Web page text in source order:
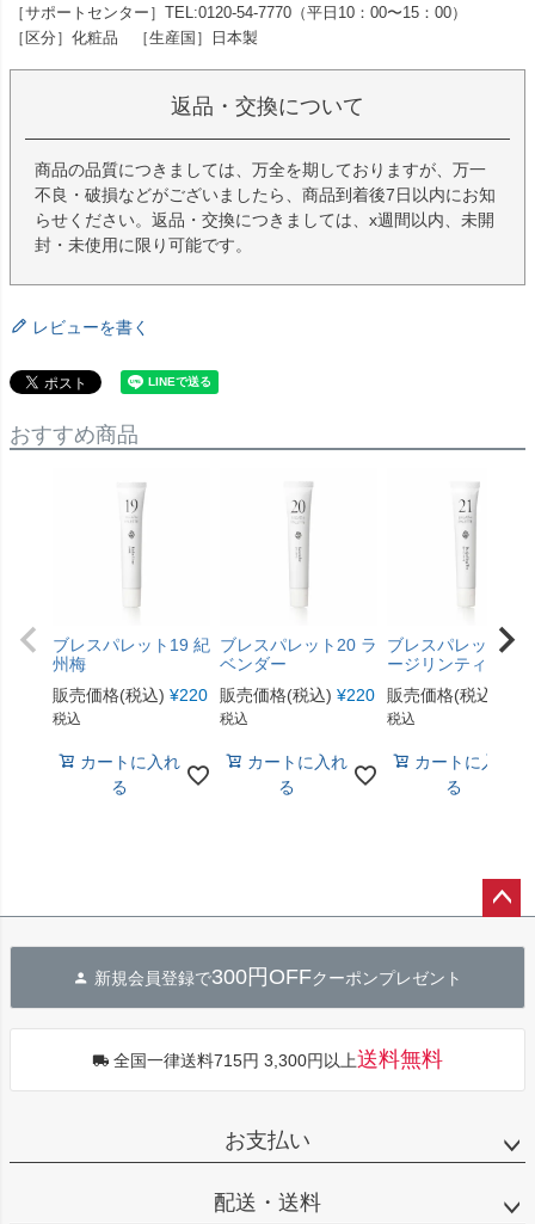
［サポートセンター］TEL:0120-54-7770（平日10：00〜15：00）
［区分］化粧品 ［生産国］日本製
返品・交換について
商品の品質につきましては、万全を期しておりますが、万一
不良・破損などがございましたら、商品到着後7日以内にお知
らせください。返品・交換につきましては、x週間以内、未開
封・未使用に限り可能です。
レビューを書く
おすすめ商品
ブレスパレット19 紀
州梅
販売価格(税込) ¥220
税込
カートに入れ
る
ブレスパレット20 ラ
ベンダー
販売価格(税込) ¥220
税込
カートに入れ
る
ブレスパレット21
ージリンティ
販売価格(税込)
税込
カートに入れ
る
へ
新規会員登録で300円OFFクーポンプレゼント
全国一律送料715円 3,300円以上送料無料
お支払い
配送・送料